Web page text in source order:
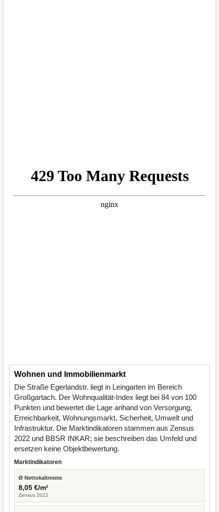
Wohnen und Immobilienmarkt
Die Straße Egerlandstr. liegt in Leingarten im Bereich
Großgartach. Der Wohnqualität-Index liegt bei 84 von 100
Punkten und bewertet die Lage anhand von Versorgung,
Erreichbarkeit, Wohnungsmarkt, Sicherheit, Umwelt und
Infrastruktur. Die Marktindikatoren stammen aus Zensus
2022 und BBSR INKAR; sie beschreiben das Umfeld und
ersetzen keine Objektbewertung.
Marktindikatoren
Ø Nettokaltmiete
8,05 €/m²
Zensus 2022